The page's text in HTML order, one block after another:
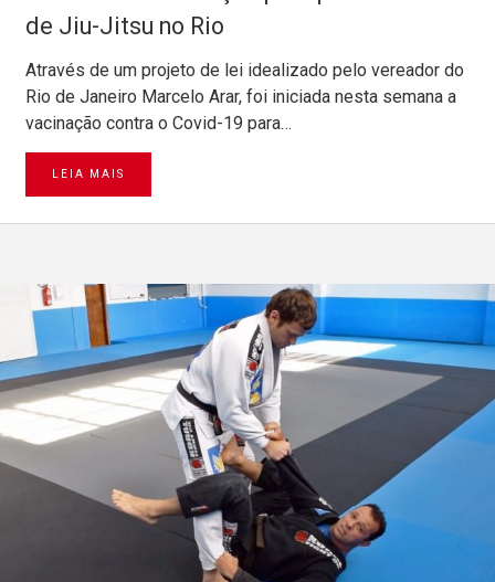
de Jiu-Jitsu no Rio
Através de um projeto de lei idealizado pelo vereador do
Rio de Janeiro Marcelo Arar, foi iniciada nesta semana a
vacinação contra o Covid-19 para…
LEIA MAIS